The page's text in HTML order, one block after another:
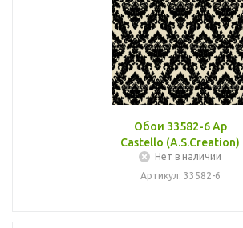
Обои 33582-6 Ap
Castello (A.S.Creation)
Нет в наличии
Артикул: 33582-6